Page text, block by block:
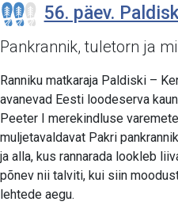
56. päev.
Pankrannik, tuletorn ja
Ranniku matkaraja Paldiski –
avanevad Eesti loodeserva
Peeter I merekindluse
muljetavaldavat Pakri
ja alla, kus rannarada lookleb
põnev nii talviti, kui siin
lehtede aegu.